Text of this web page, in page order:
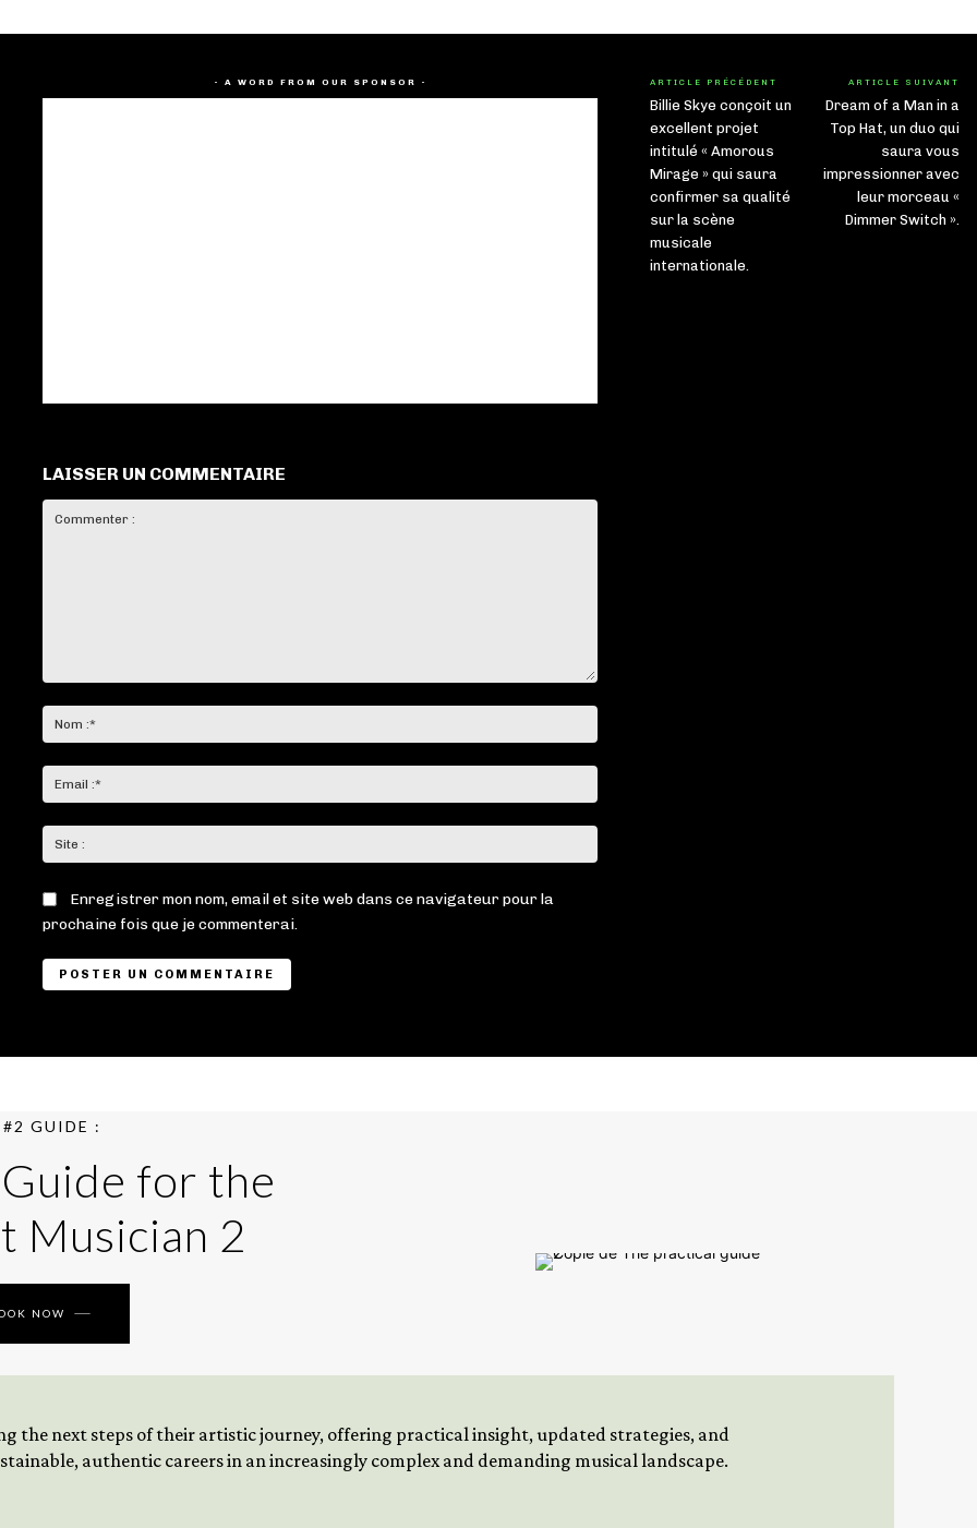
- A WORD FROM OUR SPONSOR -
LAISSER UN COMMENTAIRE
:*
:*
:
Enregistrer mon nom, email et site web dans ce navigateur pour la
prochaine fois que je commenterai.
ARTICLE PRÉCÉDENT
Billie Skye conçoit un
excellent projet
intitulé « Amorous
Mirage » qui saura
confirmer sa qualité
sur la scène
musicale
internationale.
ARTICLE SUIVANT
Dream of a Man in a
Top Hat, un duo qui
saura vous
impressionner avec
leur morceau «
Dimmer Switch ».
GUIDE :
for the
Musician 2
NOW
the next steps of their artistic journey, offering practical insight, updated strategies, and
authentic careers in an increasingly complex and demanding musical landscape.